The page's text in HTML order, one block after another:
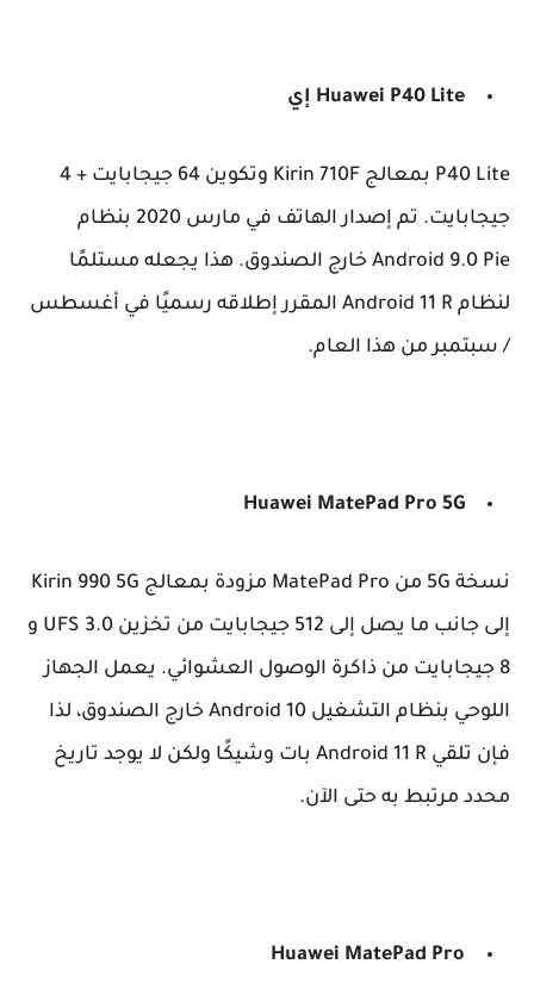
Huawei P40 Lite إي
P40 Lite بمعالج Kirin 710F وتكوين 64 جيجابايت + 4
جيجابايت. تم إصدار الهاتف في مارس 2020 بنظام
Android 9.0 Pie خارج الصندوق. هذا يجعله مستلمًا
لنظام Android 11 R المقرر إطلاقه رسميًا في أغسطس
/ سبتمبر من هذا العام.
Huawei MatePad Pro 5G
نسخة 5G من MatePad Pro مزودة بمعالج Kirin 990 5G
إلى جانب ما يصل إلى 512 جيجابايت من تخزين UFS 3.0 و
8 جيجابايت من ذاكرة الوصول العشوائي. يعمل الجهاز
اللوحي بنظام التشغيل Android 10 خارج الصندوق، لذا
فإن تلقي Android 11 R بات وشيكًا ولكن لا يوجد تاريخ
محدد مرتبط به حتى الآن.
Huawei MatePad Pro